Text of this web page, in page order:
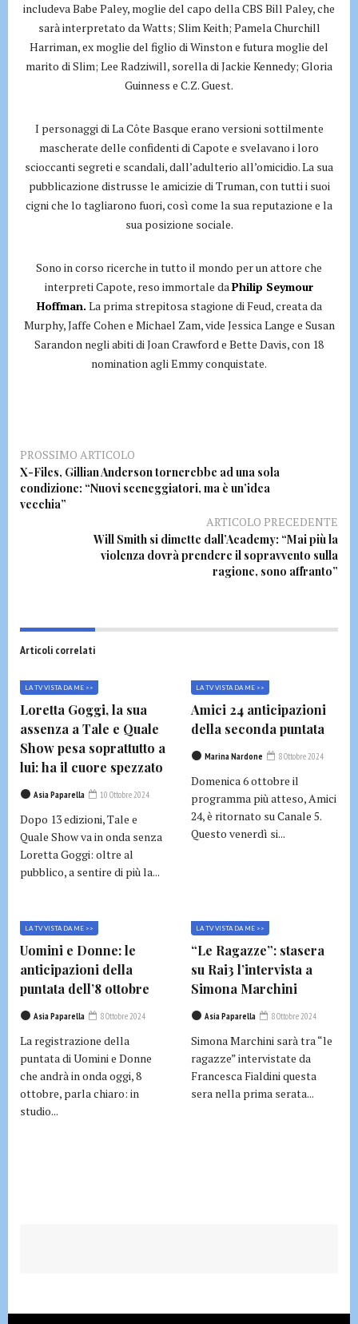
includeva Babe Paley, moglie del capo della CBS Bill Paley, che
sarà interpretato da Watts; Slim Keith; Pamela Churchill
Harriman, ex moglie del figlio di Winston e futura moglie del
marito di Slim; Lee Radziwill, sorella di Jackie Kennedy; Gloria
Guinness e C.Z. Guest.
I personaggi di La Côte Basque erano versioni sottilmente
mascherate delle confidenti di Capote e svelavano i loro
scioccanti segreti e scandali, dall’adulterio all’omicidio. La sua
pubblicazione distrusse le amicizie di Truman, con tutti i suoi
cigni che lo tagliarono fuori, così come la sua reputazione e la
sua posizione sociale.
Sono in corso ricerche in tutto il mondo per un attore che
interpreti Capote, reso immortale daPhilip Seymour
Hoffman. La prima strepitosa stagione di Feud, creata da
Murphy, Jaffe Cohen e Michael Zam, vide Jessica Lange e Susan
Sarandon negli abiti di Joan Crawford e Bette Davis, con 18
nomination agli Emmy conquistate.
PROSSIMO ARTICOLO
X-Files, Gillian Anderson tornerebbe ad una sola
condizione: “Nuovi sceneggiatori, ma è un’idea
vecchia”
ARTICOLO PRECEDENTE
Will Smith si dimette dall’Academy: “Mai più la
violenza dovrà prendere il sopravvento sulla
ragione, sono affranto”
Articoli correlati
LA TV VISTA DA ME >>
Loretta Goggi, la sua
assenza a Tale e Quale
Show pesa soprattutto a
lui: ha il cuore spezzato
Asia Paparella 10 Ottobre 2024
Dopo 13 edizioni, Tale e
Quale Show va in onda senza
Loretta Goggi: oltre al
pubblico, a sentire di più la...
LA TV VISTA DA ME >>
Amici 24 anticipazioni
della seconda puntata
Marina Nardone 8 Ottobre 2024
Domenica 6 ottobre il
programma più atteso, Amici
24, è ritornato su Canale 5.
Questo venerdì si...
LA TV VISTA DA ME >>
Uomini e Donne: le
anticipazioni della
puntata dell’8 ottobre
Asia Paparella 8 Ottobre 2024
La registrazione della
puntata di Uomini e Donne
che andrà in onda oggi, 8
ottobre, parla chiaro: in
studio...
LA TV VISTA DA ME >>
“Le Ragazze”: stasera
su Rai3 l’intervista a
Simona Marchini
Asia Paparella 8 Ottobre 2024
Simona Marchini sarà tra “le
ragazze” intervistate da
Francesca Fialdini questa
sera nella prima serata...